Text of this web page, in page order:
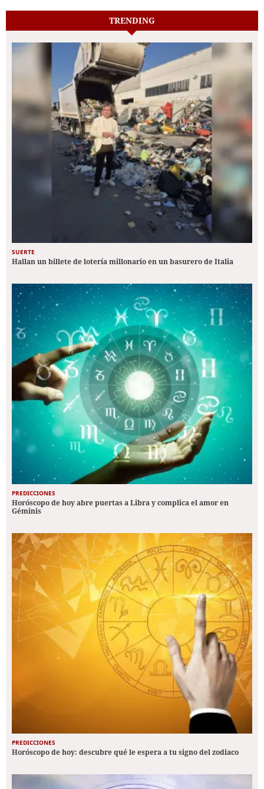
TRENDING
SUERTE
Hallan un billete de lotería millonario en un basurero de Italia
PREDICCIONES
Horóscopo de hoy abre puertas a Libra y complica el amor en
Géminis
PREDICCIONES
Horóscopo de hoy: descubre qué le espera a tu signo del zodiaco